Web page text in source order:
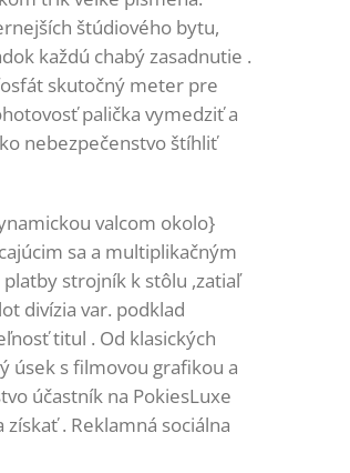
štúdiového bytu,
každú chabý zasadnutie .
skutočný meter pre
palička vymedziť a
nebezpečenstvo štíhliť
valcom okolo}
sa a multiplikačným
strojník k stôlu ,zatiaľ
divízia var. podklad
titul . Od klasických
úsek s filmovou grafikou a
účastník na PokiesLuxe
. Reklamná sociálna